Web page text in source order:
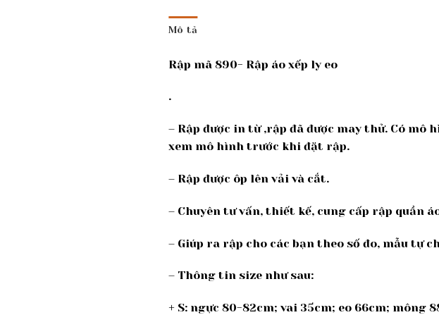
Mô tả
Rập mã 890- Rập áo xếp ly eo
.
– Rập được in từ ,rập đã được may thử. Có mô
xem mô hình trước khi đặt rập.
– Rập được ôp lên vải và cắt.
– Chuyên tư vấn, thiết kế, cung cấp rập quần
– Giúp ra rập cho các bạn theo số đo, mẫu tự
– Thông tin size như sau:
+ S: ngực 80-82cm; vai 35cm; eo 66cm; mông